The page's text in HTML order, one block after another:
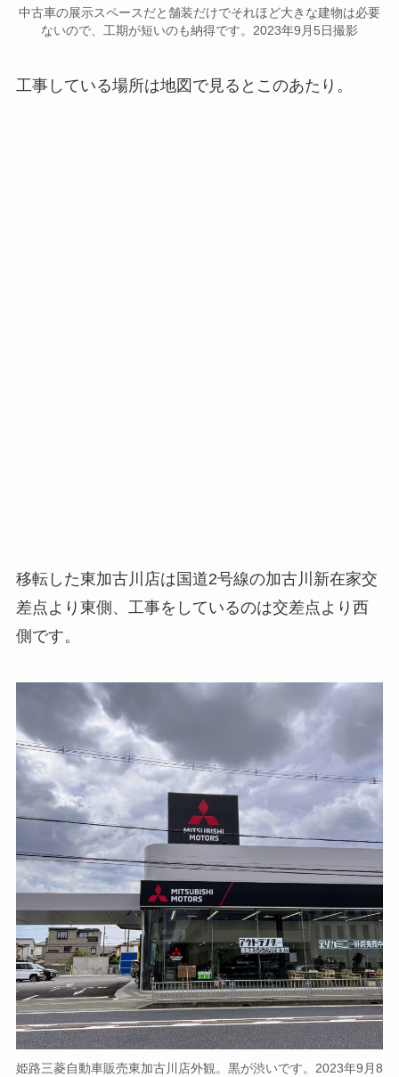
中古車の展示スペースだと舗装だけでそれほど大きな建物は必要
ないので、工期が短いのも納得です。2023年9月5日撮影
工事している場所は地図で見るとこのあたり。
移転した東加古川店は国道2号線の加古川新在家交
差点より東側、工事をしているのは交差点より西
側です。
姫路三菱自動車販売東加古川店外観。黒が渋いです。2023年9月8